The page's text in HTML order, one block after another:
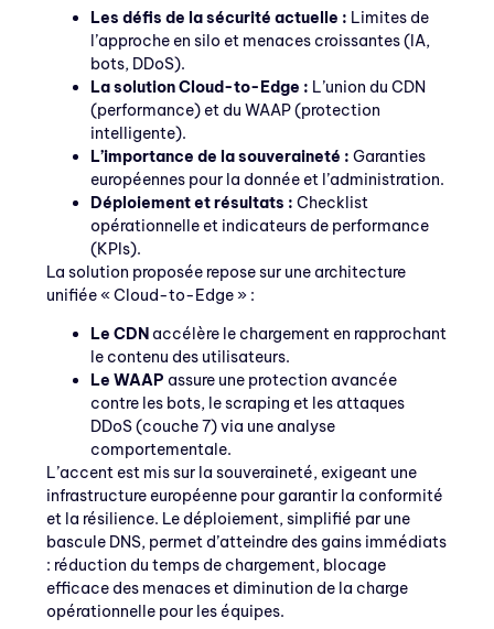
Les défis de la sécurité actuelle : Limites de
l’approche en silo et menaces croissantes (IA,
bots, DDoS).
La solution Cloud-to-Edge : L’union du CDN
(performance) et du WAAP (protection
intelligente).
L’importance de la souveraineté : Garanties
européennes pour la donnée et l’administration.
Déploiement et résultats : Checklist
opérationnelle et indicateurs de performance
(KPIs).
La solution proposée repose sur une architecture
unifiée « Cloud-to-Edge » :
Le CDN accélère le chargement en rapprochant
le contenu des utilisateurs.
Le WAAP assure une protection avancée
contre les bots, le scraping et les attaques
DDoS (couche 7) via une analyse
comportementale.
L’accent est mis sur la souveraineté, exigeant une
infrastructure européenne pour garantir la conformité
et la résilience. Le déploiement, simplifié par une
bascule DNS, permet d’atteindre des gains immédiats
: réduction du temps de chargement, blocage
efficace des menaces et diminution de la charge
opérationnelle pour les équipes.